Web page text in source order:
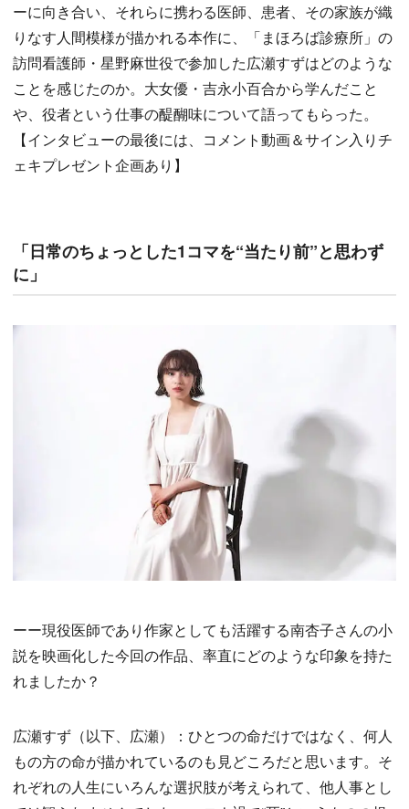
ーに向き合い、それらに携わる医師、患者、その家族が織
りなす人間模様が描かれる本作に、「まほろば診療所」の
訪問看護師・星野麻世役で参加した広瀬すずはどのような
ことを感じたのか。大女優・吉永小百合から学んだこと
や、役者という仕事の醍醐味について語ってもらった。
【インタビューの最後には、コメント動画＆サイン入りチ
ェキプレゼント企画あり】
「日常のちょっとした1コマを“当たり前”と思わず
に」
ーー現役医師であり作家としても活躍する南杏子さんの小
説を映画化した今回の作品、率直にどのような印象を持た
れましたか？
広瀬すず（以下、広瀬）：ひとつの命だけではなく、何人
もの方の命が描かれているのも見どころだと思います。そ
れぞれの人生にいろんな選択肢が考えられて、他人事とし